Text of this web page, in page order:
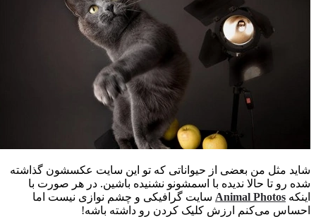
مثل من بعضی از حیواناتی که تو این سایت عکسشون گذاشته
تا حالا ندیده با اسمشونو نشنیده باشین. در هر صورت با
Animal Photosسایت گرافیکی و چشم نوازی نیست اما
می‌کنم ارزش کلیک کردن رو داشته باشه!